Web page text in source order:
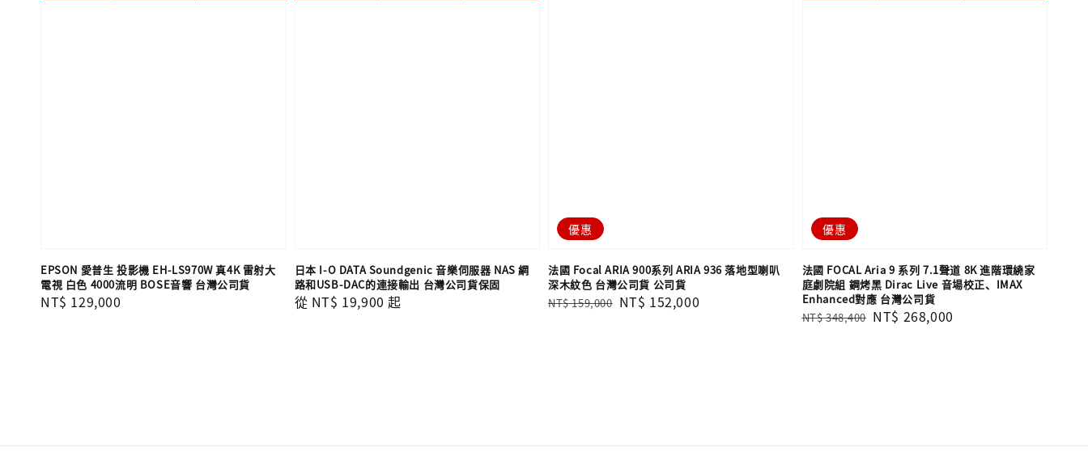
EPSON 愛普生 投影機 EH-LS970W 真4K 雷射大
電視 白色 4000流明 BOSE音響 台灣公司貨
Regular
NT$ 129,000
日本 I-O DATA Soundgenic 音樂伺服器 NAS 網
路和USB-DAC的連接輸出 台灣公司貨保固
Regular
從 NT$ 19,900 起
優惠
法國 Focal ARIA 900系列 ARIA 936 落地型喇叭
深木紋色 台灣公司貨 公司貨
Regular
NT$ 159,000 Sale
NT$ 152,000
優惠
法國 FOCAL Aria 9 系列 7.1聲道 8K 進階環繞家
庭劇院組 鋼烤黑 Dirac Live 音場校正、IMAX
Enhanced對應 台灣公司貨
Regular
NT$ 348,400 Sale
NT$ 268,000